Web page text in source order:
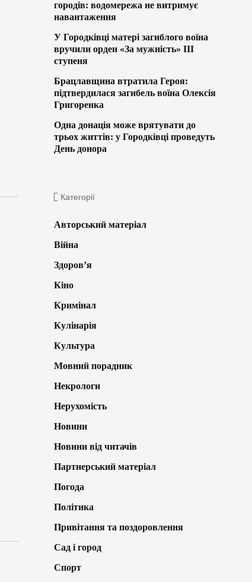
городів: водомережа не витримує
навантаження
У Городківці матері загиблого воїна
вручили орден «За мужність» ІІІ
ступеня
Брацлавщина втратила Героя:
підтвердилася загибель воїна Олексія
Григоренка
Одна донація може врятувати до
трьох життів: у Городківці проведуть
День донора
Категорії
Авторський матеріал
Війна
Здоров’я
Кіно
Кримінал
Кулінарія
Культура
Мовний порадник
Некрологи
Нерухомість
Новини
Новини від читачів
Партнерський матеріал
Погода
Політика
Привітання та поздоровлення
Сад і город
Спорт